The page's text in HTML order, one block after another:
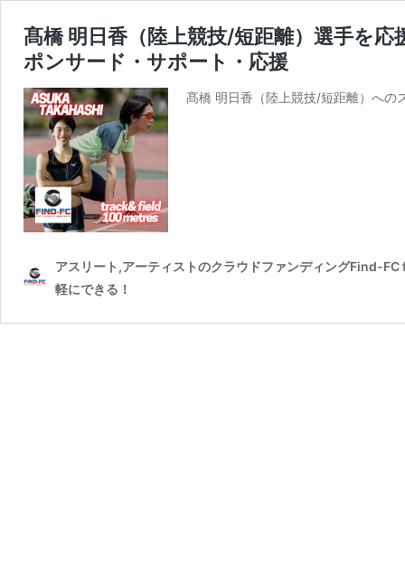
髙橋 明日香（陸上競技/短距離）選手を
ポンサード・サポート・応援
髙橋 明日香（陸上競技/短距離）へ
アスリート,アーティストのクラウドファンディングFind-
軽にできる！